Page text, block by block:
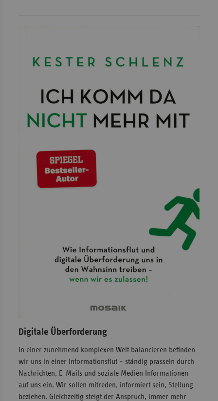
Digitale Überforderung
In einer zunehmend komplexen Welt balancieren befinden
wir uns in einer Informationsflut – ständig prasseln durch
Nachrichten, E-Mails und soziale Medien Informationen
auf uns ein. Wir sollen mitreden, informiert sein, Stellung
beziehen. Gleichzeitig steigt der Anspruch, immer mehr